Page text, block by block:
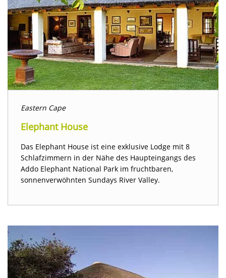
Eastern Cape
Elephant House
Das Elephant House ist eine exklusive Lodge mit 8
Schlafzimmern in der Nähe des Haupteingangs des
Addo Elephant National Park im fruchtbaren,
sonnenverwöhnten Sundays River Valley.